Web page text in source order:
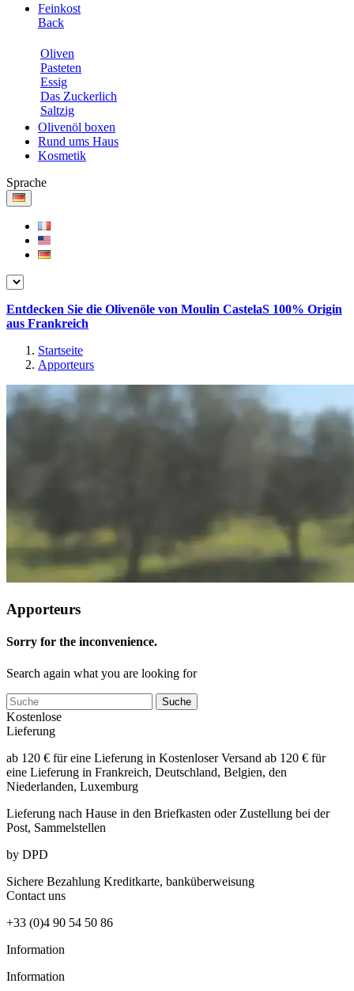
Feinkost
Back
Oliven
Pasteten
Essig
Das Zuckerlich
Saltzig
Olivenöl boxen
Rund ums Haus
Kosmetik
Sprache
Entdecken Sie die Olivenöle von Moulin CastelaS 100% Origin
aus Frankreich
Startseite
Apporteurs
Apporteurs
Sorry for the inconvenience.
Search again what you are looking for
Suche
Kostenlose
Lieferung
ab 120 € für eine Lieferung in Kostenloser Versand ab 120 € für
eine Lieferung in Frankreich, Deutschland, Belgien, den
Niederlanden, Luxemburg
Lieferung nach Hause in den Briefkasten oder Zustellung bei der
Post, Sammelstellen
by DPD
Sichere Bezahlung Kreditkarte, banküberweisung
Contact uns
+33 (0)4 90 54 50 86
Information
Information